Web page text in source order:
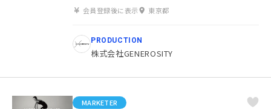
会員登録後に表示 東京都
PRODUCTION
株式会社GENEROSITY
MARKETER